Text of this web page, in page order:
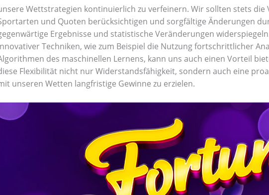
Wettstrategien kontinuierlich zu verfeinern. Wir sollten stets die
und Quoten berücksichtigen und sorgfältige Änderungen
Ergebnisse und statistische Veränderungen
Techniken, wie zum Beispiel die Nutzung fortschrittlicher
des maschinellen Lernens, kann uns auch einen Vorteil
Flexibilität nicht nur Widerstandsfähigkeit, sondern auch eine
unseren Wetten langfristige Gewinne zu erzielen.